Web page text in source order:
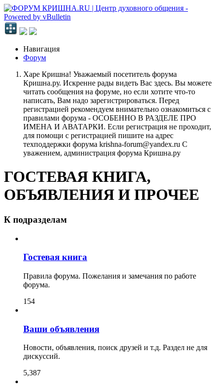
Навигация
Форум
Харе Кришна! Уважаемый посетитель форума
Кришна.ру. Искренне рады видеть Вас здесь. Вы можете
читать сообщения на форуме, но если хотите что-то
написать, Вам надо зарегистрироваться. Перед
регистрацией рекомендуем внимательно ознакомиться с
правилами форума - ОСОБЕННО В РАЗДЕЛЕ ПРО
ИМЕНА И АВАТАРКИ. Если регистрация не проходит,
для помощи с регистрацией пишите на адрес
техподдержки форума krishna-forum@yandex.ru С
уважением, администрация форума Кришна.ру
ГОСТЕВАЯ КНИГА,
ОБЪЯВЛЕНИЯ И ПРОЧЕЕ
К подразделам
Гостевая книга
Правила форума. Пожелания и замечания по работе
форума.
154
Ваши объявления
Новости, объявления, поиск друзей и т.д. Раздел не для
дискуссий.
5,387